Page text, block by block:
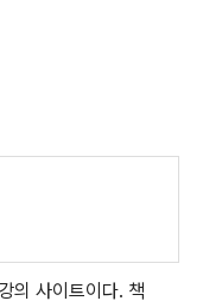
의 사이트이다. 책